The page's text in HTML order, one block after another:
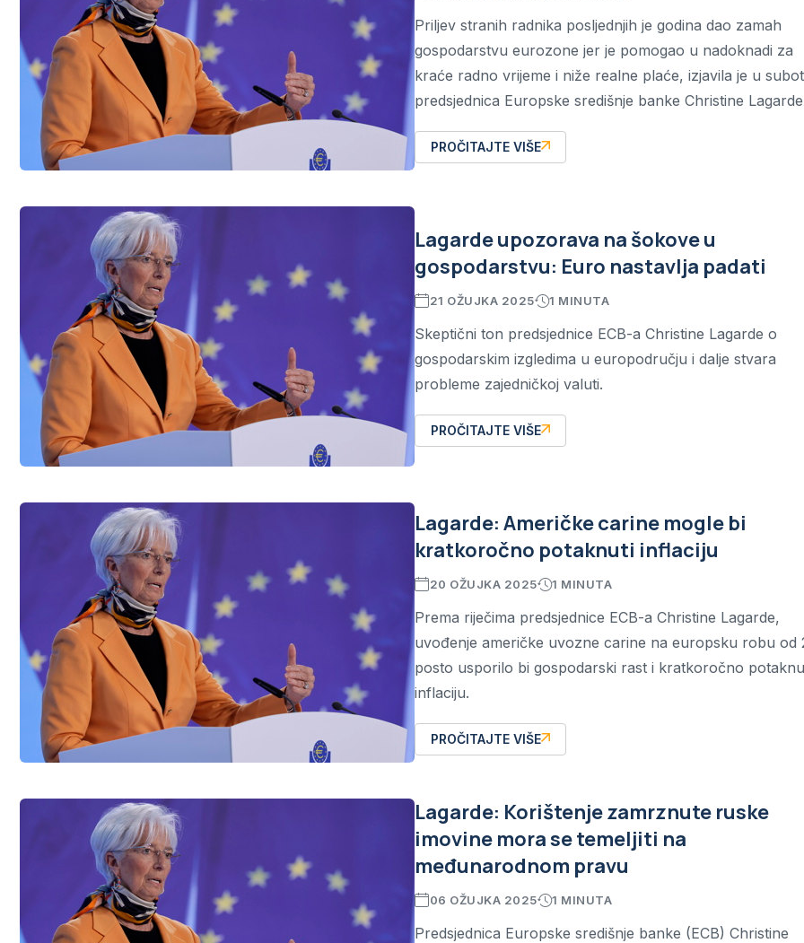
Priljev stranih radnika posljednjih je godina dao zamah
gospodarstvu eurozone jer je pomogao u nadoknadi za
kraće radno vrijeme i niže realne plaće, izjavila je u
predsjednica Europske središnje banke Christine
PROČITAJTE VIŠE
Lagarde upozorava na šokove u
gospodarstvu: Euro nastavlja padati
21 OŽUJKA 2025 1 MINUTA
Skeptični ton predsjednice ECB-a Christine Lagarde o
gospodarskim izgledima u europodručju i dalje stvara
probleme zajedničkoj valuti.
PROČITAJTE VIŠE
Lagarde: Američke carine mogle bi
kratkoročno potaknuti inflaciju
20 OŽUJKA 2025 1 MINUTA
Prema riječima predsjednice ECB-a Christine Lagarde,
uvođenje američke uvozne carine na europsku robu od
posto usporilo bi gospodarski rast i kratkoročno
inflaciju.
PROČITAJTE VIŠE
Lagarde: Korištenje zamrznute ruske
imovine mora se temeljiti na
međunarodnom pravu
06 OŽUJKA 2025 1 MINUTA
Predsjednica Europske središnje banke (ECB) Christine